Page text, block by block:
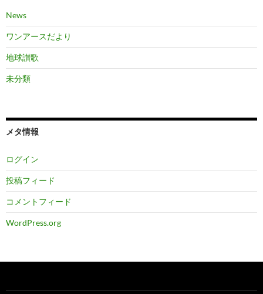
News
ワンアースだより
地球讃歌
未分類
メタ情報
ログイン
投稿フィード
コメントフィード
WordPress.org